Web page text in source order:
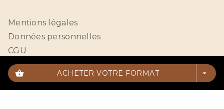
shopping_basket ACHETER VOTRE FORMAT arrow_drop_down
Mentions légales
Données personnelles
CGU
Paramétrer vos cookies